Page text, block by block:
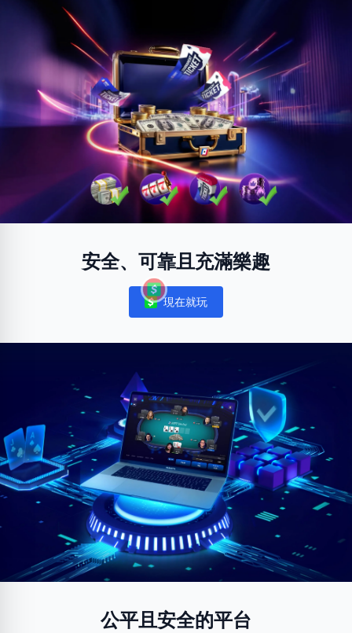
安全、可靠且充滿樂趣
Notifications
現在就玩
公平且安全的平台